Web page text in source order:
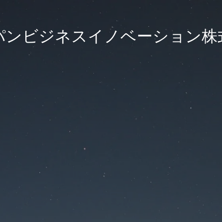
ンビジネスイノベーション株